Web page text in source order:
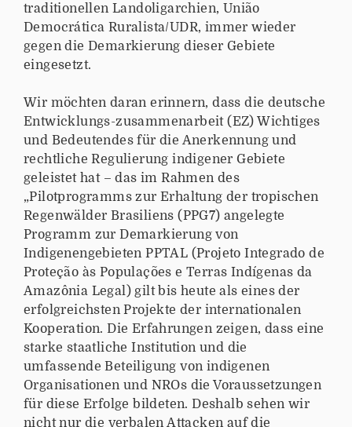
traditionellen Landoligarchien, União
Democrática Ruralista/UDR, immer wieder
gegen die Demarkierung dieser Gebiete
eingesetzt.
Wir möchten daran erinnern, dass die deutsche
Entwicklungs-zusammenarbeit (EZ) Wichtiges
und Bedeutendes für die Anerkennung und
rechtliche Regulierung indigener Gebiete
geleistet hat – das im Rahmen des
„Pilotprogramms zur Erhaltung der tropischen
Regenwälder Brasiliens (PPG7) angelegte
Programm zur Demarkierung von
Indigenengebieten PPTAL (Projeto Integrado de
Proteção às Populações e Terras Indígenas da
Amazônia Legal) gilt bis heute als eines der
erfolgreichsten Projekte der internationalen
Kooperation. Die Erfahrungen zeigen, dass eine
starke staatliche Institution und die
umfassende Beteiligung von indigenen
Organisationen und NROs die Voraussetzungen
für diese Erfolge bildeten. Deshalb sehen wir
nicht nur die verbalen Attacken auf die